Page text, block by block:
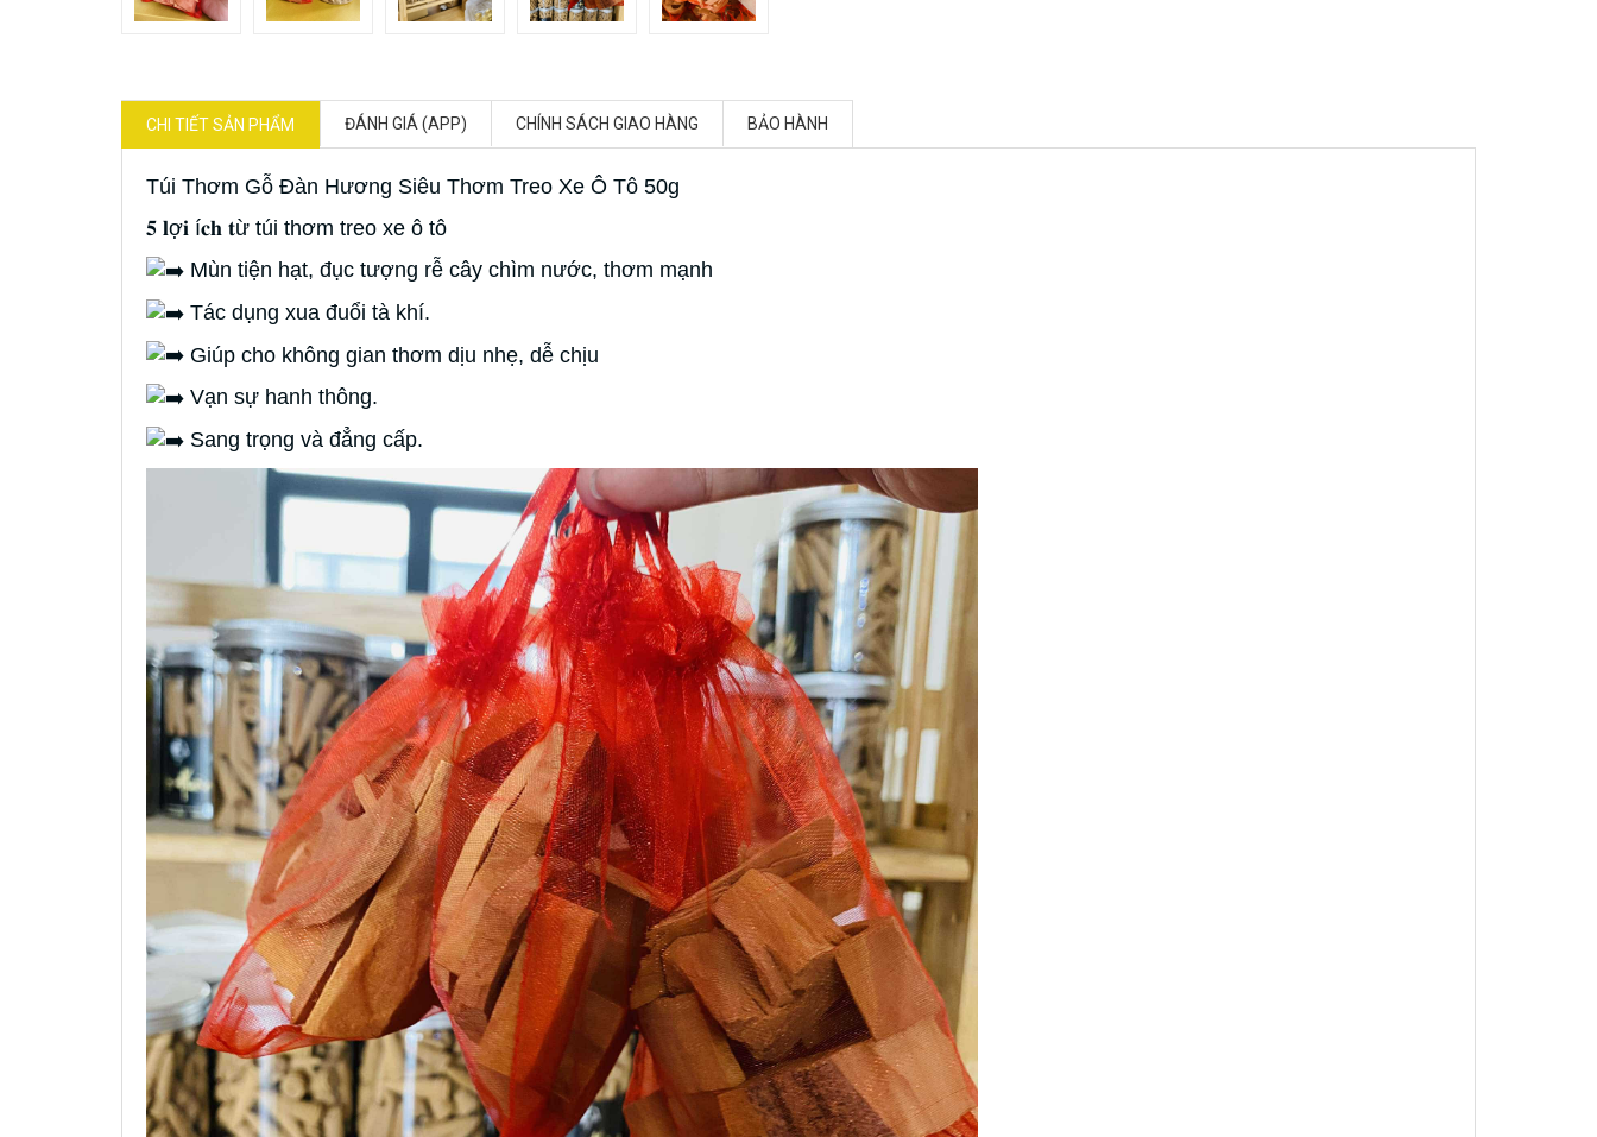
CHI TIẾT SẢN PHẨM ĐÁNH GIÁ (APP) CHÍNH SÁCH GIAO HÀNG BẢO HÀNH
Túi Thơm Gỗ Đàn Hương Siêu Thơm Treo Xe Ô Tô 50g
𝟓 𝐥ợ𝐢 í𝐜𝐡 𝐭ừ túi thơm treo xe ô tô
Mùn tiện hạt, đục tượng rễ cây chìm nước, thơm mạnh
Tác dụng xua đuổi tà khí.
Giúp cho không gian thơm dịu nhẹ, dễ chịu
Vạn sự hanh thông.
Sang trọng và đẳng cấp.